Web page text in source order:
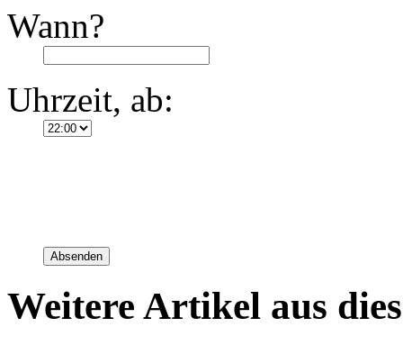
Wann?
Uhrzeit, ab:
Absenden
Weitere Artikel aus